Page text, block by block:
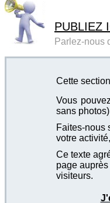
PUBLIEZ
Parlez-nous
Cette
Vous
sans
Faites-nous
votre
Ce texte
page
visiteurs.